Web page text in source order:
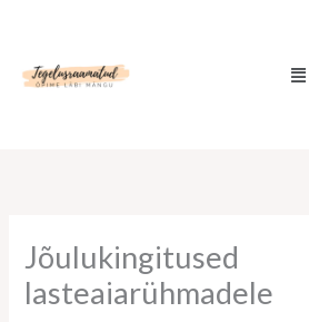
content
Jõulukingitused
lasteaiarühmadele